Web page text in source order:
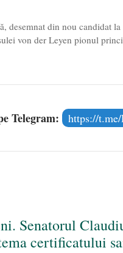
desemnat din nou candidat
von der Leyen pionul
Telegram: https://
Senatorul
certificatului